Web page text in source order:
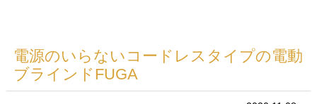
電源のいらないコードレスタイプの電動
ブラインドFUGA